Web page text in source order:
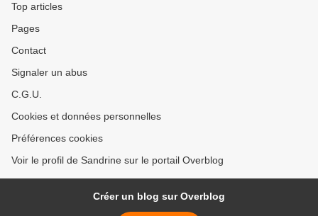
Top articles
Pages
Contact
Signaler un abus
C.G.U.
Cookies et données personnelles
Préférences cookies
Voir le profil de Sandrine sur le portail Overblog
Créer un blog sur Overblog